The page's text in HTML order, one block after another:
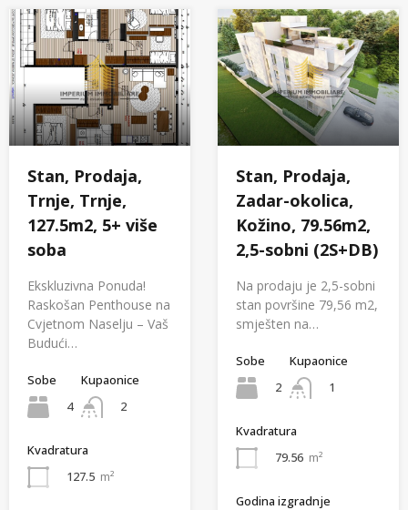
Stan, Prodaja,
Trnje, Trnje,
127.5m2, 5+ više
soba
Ekskluzivna Ponuda!
Raskošan Penthouse na
Cvjetnom Naselju – Vaš
Budući…
Sobe
4
Kupaonice
2
Kvadratura
127.5 m²
Stan, Prodaja,
Zadar-okolica,
Kožino, 79.56m2,
2,5-sobni (2S+DB)
Na prodaju je 2,5-sobni
stan površine 79,56 m2,
smješten na…
Sobe
2
Kupaonice
1
Kvadratura
79.56 m²
Godina izgradnje